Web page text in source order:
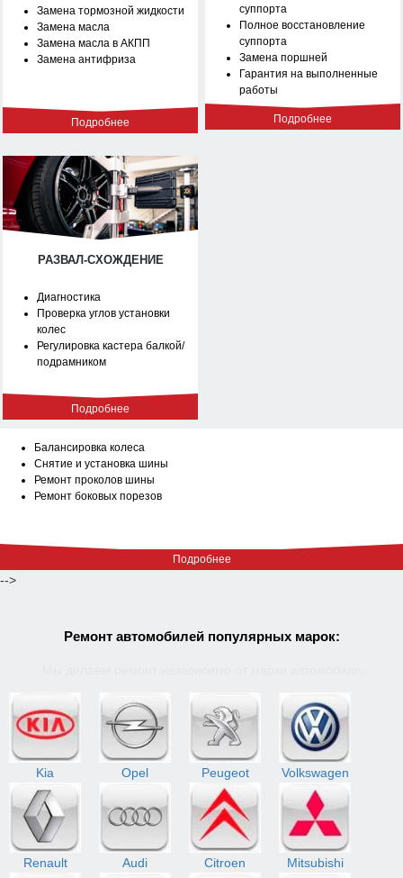
Замена тормозной жидкости
Замена масла
Замена масла в АКПП
Замена антифриза
Подробнее
суппорта
Полное восстановление
суппорта
Замена поршней
Гарантия на выполненные
работы
Подробнее
РАЗВАЛ-СХОЖДЕНИЕ
Диагностика
Проверка углов установки
колес
Регулировка кастера балкой/
подрамником
Подробнее
Балансировка колеса
Снятие и установка шины
Ремонт проколов шины
Ремонт боковых порезов
Подробнее
-->
Ремонт автомобилей популярных марок:
Kia Opel Peugeot Volkswagen
Renault Audi Citroen Mitsubishi